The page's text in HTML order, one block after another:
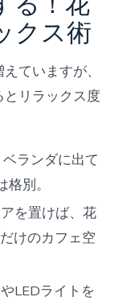
クス術
ていますが、
リラックス度
ランダに出て
別。
を置けば、花
けのカフェ空
LEDライトを